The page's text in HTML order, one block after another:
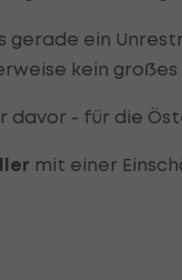
gerade ein
kein großes
davor - für die
mit einer